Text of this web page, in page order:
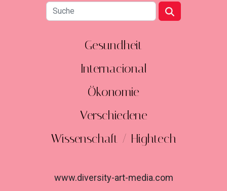
Gesundheit
Internacional
Ökonomie
Verschiedene
Wissenschaft / Hightech
www.diversity-art-media.com